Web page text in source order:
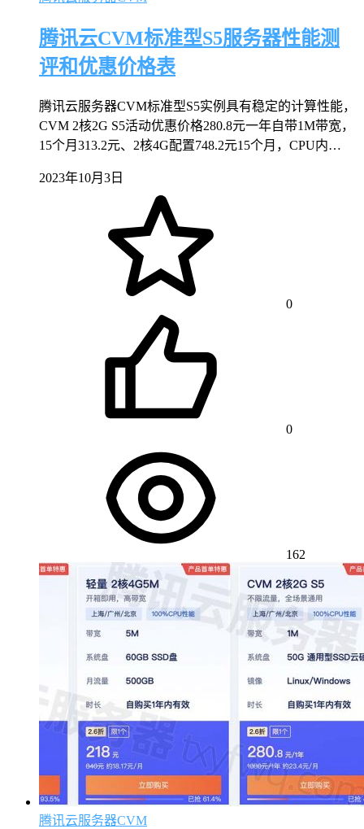
腾讯云CVM标准型S5服务器性能测
评和优惠价格表
腾讯云服务器CVM标准型S5实例具有稳定的计算性能，
CVM 2核2G S5活动优惠价格280.8元一年自带1M带宽，
15个月313.2元、2核4G配置748.2元15个月，CPU内…
2023年10月3日
0
0
162
腾讯云服务器CVM